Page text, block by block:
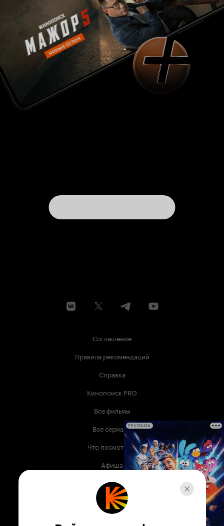
Соглашение
Правила рекомендаций
Справка
Кинопоиск PRO
Все фильмы
Все сериалы
Что посмотреть
Афиша
Музыка
Телепрограмма
РЕКЛАМА